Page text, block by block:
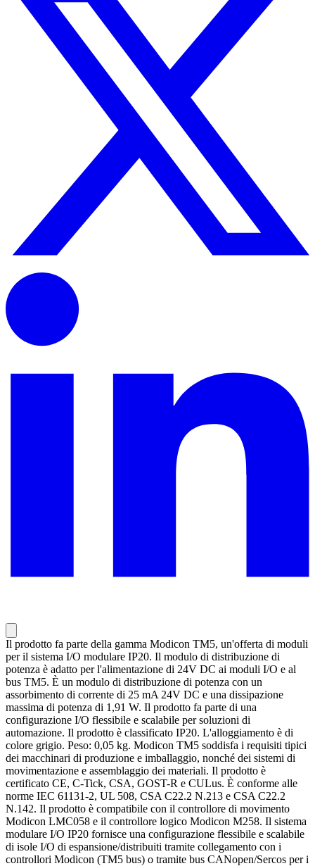
Il prodotto fa parte della gamma Modicon TM5, un'offerta di moduli
per il sistema I/O modulare IP20. Il modulo di distribuzione di
potenza è adatto per l'alimentazione di 24V DC ai moduli I/O e al
bus TM5. È un modulo di distribuzione di potenza con un
assorbimento di corrente di 25 mA 24V DC e una dissipazione
massima di potenza di 1,91 W. Il prodotto fa parte di una
configurazione I/O flessibile e scalabile per soluzioni di
automazione. Il prodotto è classificato IP20. L'alloggiamento è di
colore grigio. Peso: 0,05 kg. Modicon TM5 soddisfa i requisiti tipici
dei macchinari di produzione e imballaggio, nonché dei sistemi di
movimentazione e assemblaggio dei materiali. Il prodotto è
certificato CE, C-Tick, CSA, GOST-R e CULus. È conforme alle
norme IEC 61131-2, UL 508, CSA C22.2 N.213 e CSA C22.2
N.142. Il prodotto è compatibile con il controllore di movimento
Modicon LMC058 e il controllore logico Modicon M258. Il sistema
modulare I/O IP20 fornisce una configurazione flessibile e scalabile
di isole I/O di espansione/distribuiti tramite collegamento con i
controllori Modicon (TM5 bus) o tramite bus CANopen/Sercos per i